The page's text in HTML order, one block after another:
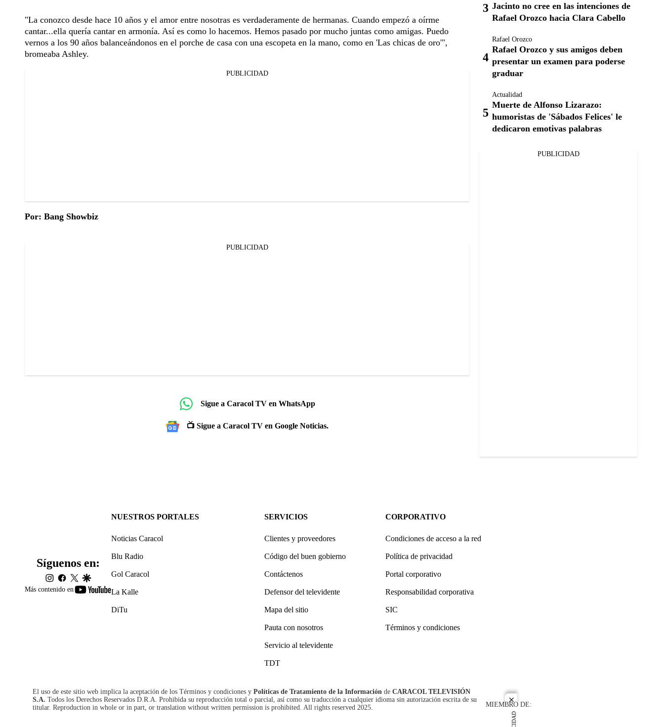
close
"La conozco desde hace 10 años y el amor entre nosotras es verdaderamente de hermanas. Cuando empezó a oírme
cantar...ella quería cantar en armonía. Así es como lo hacemos. Hemos pasado por mucho juntas como amigas. Puedo
vernos a los 90 años balanceándonos en el porche de casa con una escopeta en la mano, como en 'Las chicas de oro'",
bromeaba Ashley.
PUBLICIDAD
Por: Bang Showbiz
PUBLICIDAD
Sigue a Caracol TV en WhatsApp
📺 Sigue a Caracol TV en Google Noticias.
Jacinto no cree en las intenciones de
Rafael Orozco hacia Clara Cabello
Rafael Orozco
Rafael Orozco y sus amigos deben
presentar un examen para poderse
graduar
Actualidad
Muerte de Alfonso Lizarazo:
humoristas de 'Sábados Felices' le
dedicaron emotivas palabras
PUBLICIDAD
Más contenido en
youtube-
Síguenos en:
instagram
facebook
twittergoogle
NUESTROS PORTALES
Noticias Caracol
Blu Radio
Gol Caracol
La Kalle
DiTu
SERVICIOS
Clientes y proveedores
Código del buen gobierno
Contáctenos
Defensor del televidente
Mapa del sitio
Pauta con nosotros
Servicio al televidente
TDT
CORPORATIVO
Condiciones de acceso a la red
Política de privacidad
Portal corporativo
Responsabilidad corporativa
SIC
Términos y condiciones
El uso de este sitio web implica la aceptación de los Términos y condiciones y Políticas de Tratamiento de la Información de CARACOL TELEVISIÓN
S.A. Todos los Derechos Reservados D.R.A. Prohibida su reproducción total o parcial, así como su traducción a cualquier idioma sin autorización escrita de su
titular. Reproduction in whole or in part, or translation without written permission is prohibited. All rights reserved 2025.
MIEMBRO DE: